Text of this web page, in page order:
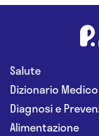
Salute
Dizionario Medico
Diagnosi e
Alimentazione